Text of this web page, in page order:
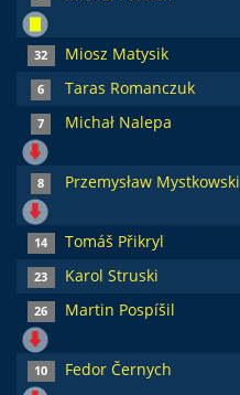
32 Miosz Matysik
6 Taras Romanczuk
7 Michał Nalepa
8 Przemysław Mystkowski
14 Tomáš Přikryl
23 Karol Struski
26 Martin Pospíšil
10 Fedor Černych